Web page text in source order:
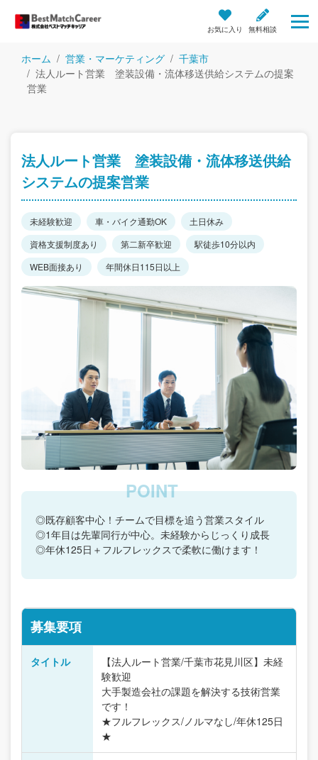
お気に入り 無料相談
ホーム 営業・マーケティング
千葉市
法人ルート営業 塗装設備・流体移送供給システムの提案
営業
法人ルート営業 塗装設備・流体移送供給
システムの提案営業
未経験歓迎 車・バイク通勤OK
土日休み
資格支援制度あり
第二新卒歓迎
駅徒歩10分以内
WEB面接あり
年間休日115日以上
◎既存顧客中心！チームで目標を追う営業スタイル
◎1年目は先輩同行が中心。未経験からじっくり成長
◎年休125日＋フルフレックスで柔軟に働けます！
募集要項
タイトル
【法人ルート営業/千葉市花見川区】未経
験歓迎
大手製造会社の課題を解決する技術営業
です！
★フルフレックス/ノルマなし/年休125日
★